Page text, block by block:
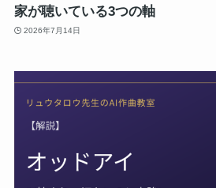
家が聴いている3つの軸
2026年7月14日